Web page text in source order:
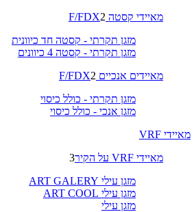
מאיידי קסטה F/FDX 2
מזגן תקרתי - קסטה חד כיוונית
מזגן תקרתי - קסטה 4 כיוונים
מאיידים אנכיים F/FDX 2
מזגן תקרתי - כולל כיסוי
מזגן אנכי - כולל כיסוי
מאיידי VRF
מאיידי VRF על הקיר
3
מזגן עילי ART GALERY
מזגן עילי ART COOL
מזגן עילי